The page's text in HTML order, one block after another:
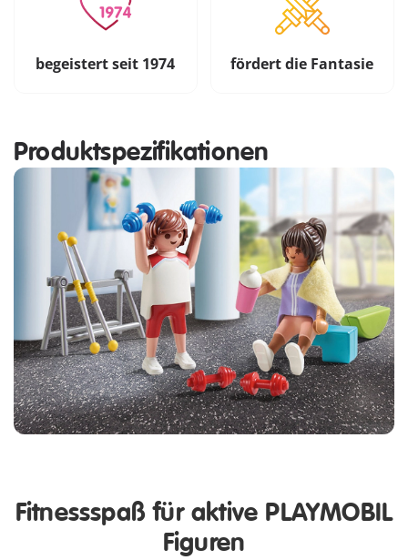
begeistert seit 1974 fördert die Fantasie
Produktspezifikationen
Fitnessspaß für aktive PLAYMOBIL
Figuren